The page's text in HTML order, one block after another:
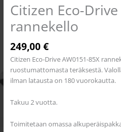
Citizen Eco-
rannekello
249,00€
Citizen Eco-Drive AW0151-85X
ruostumattomasta teräksestä.
ilman latausta on 180 vuorokautta.
Takuu 2 vuotta.
Toimitetaan omassa